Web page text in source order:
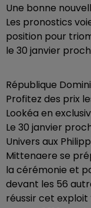
Une bonne
Les pronostics
position pour
le 30 janvier
République
Profitez des prix
Lookéa en
Le 30 janvier
Univers aux
Mittenaere se
la cérémonie et
devant les 56
réussir cet exploit